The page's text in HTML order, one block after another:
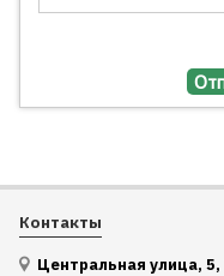
Контакты
Центральная улица,